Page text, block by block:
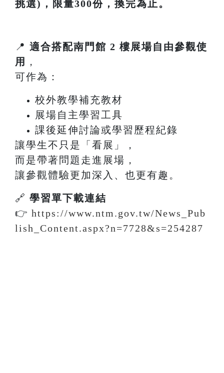
挑選)，限量300份，換完為止。
📍 適合搭配南門館 2 樓展場自由參觀使
用
，
可作為：
校外教學補充教材
展場自主學習工具
課後延伸討論或學習歷程紀錄
讓學生不只是「看展」，
而是帶著問題走進展場，
讓參觀體驗更加深入、也更有趣。
🔗 學習單下載連結
👉 https://www.ntm.gov.tw/News_Pub
lish_Content.aspx?n=7728&s=254287